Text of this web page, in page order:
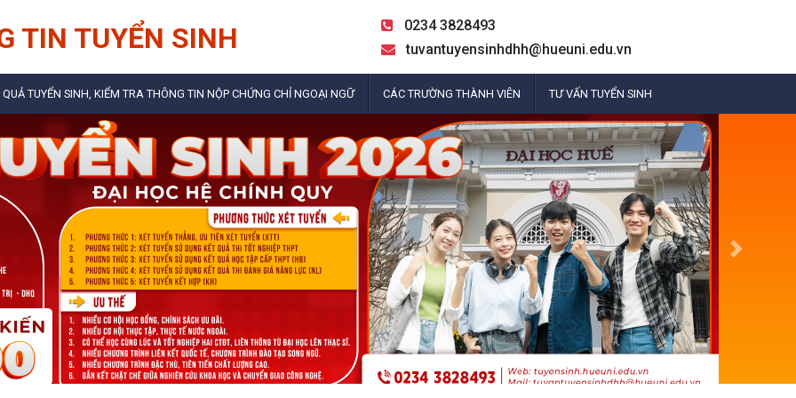
TIN TUYỂN SINH
0234 3828493
tuvantuyensinhdhh@hueuni.edu.vn
TUYỂN SINH, KIỂM TRA THÔNG TIN NỘP CHỨNG CHỈ NGOẠI NGỮ CÁC TRƯỜNG THÀNH VIÊN TƯ VẤN TUYỂN SINH
Next